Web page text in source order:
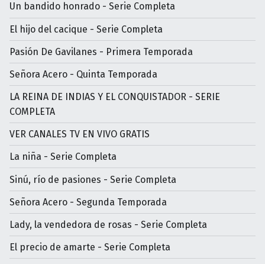
Un bandido honrado - Serie Completa
El hijo del cacique - Serie Completa
Pasión De Gavilanes - Primera Temporada
Señora Acero - Quinta Temporada
LA REINA DE INDIAS Y EL CONQUISTADOR - SERIE
COMPLETA
VER CANALES TV EN VIVO GRATIS
La niña - Serie Completa
Sinú, río de pasiones - Serie Completa
Señora Acero - Segunda Temporada
Lady, la vendedora de rosas - Serie Completa
El precio de amarte - Serie Completa